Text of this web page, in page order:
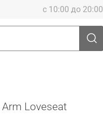
с 10:00 до 20:00
Loveseat